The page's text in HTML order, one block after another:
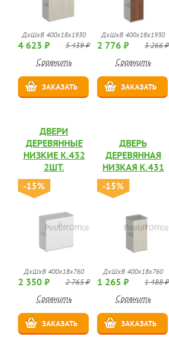
ДхШхВ 400x18x1930
4 623 ₽ 5 439 ₽
Сравнить
ЗАКАЗАТЬ
ДхШхВ 400x18x1930
2 776 ₽ 3 266 ₽
Сравнить
ЗАКАЗАТЬ
ДВЕРИ
ДЕРЕВЯННЫЕ
НИЗКИЕ К.432
2ШТ.
-15%
ДхШхВ 400x18x760
2 350 ₽ 2 765 ₽
Сравнить
ЗАКАЗАТЬ
ДВЕРЬ
ДЕРЕВЯННАЯ
НИЗКАЯ К.431
-15%
ДхШхВ 400x18x760
1 265 ₽ 1 488 ₽
Сравнить
ЗАКАЗАТЬ